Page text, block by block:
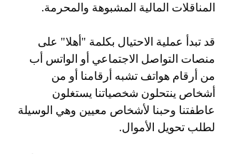
المناقلات المالية المشبوهة والمحرمة.
قد تبدأ عملية الاحتيال بكلمة "أهلا" على
منصات التواصل الاجتماعي أو الواتس أب
من أرقام هواتف تشبه أرقامنا أو من
أشخاص ينتحلون شخصياتنا يستغلون
عاطفتنا وحبنا لأشخاص معيين وهي الوسيلة
لطلب تحويل الأموال.